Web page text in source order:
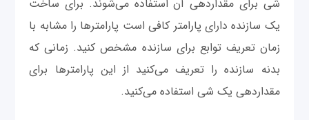
شی برای مقداردهی آن استفاده می‌شوند. برای ساخت
یک سازنده دارای پارامتر کافی است پارامترها را مشابه با
زمان تعریف توابع برای سازنده مشخص کنید. زمانی که
بدنه سازنده را تعریف می‌کنید از این پارامترها برای
مقداردهی یک شی استفاده می‌کنید.